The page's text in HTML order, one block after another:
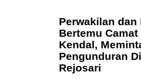
Perwakilan dan
Bertemu
Kendal,
Pengunduran
Rejosari